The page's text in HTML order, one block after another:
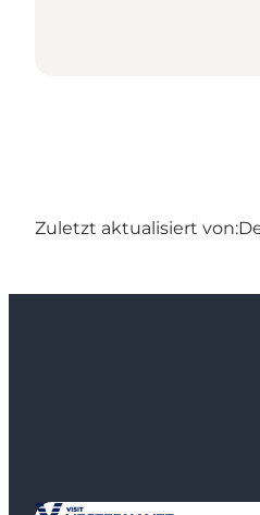
Zuletzt aktualisiert von: